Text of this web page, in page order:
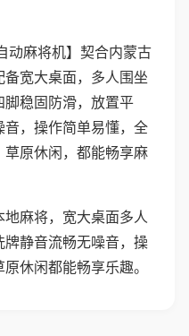
动麻将机】契合内蒙古
宽大桌面，多人围坐
稳固防滑，放置平
，操作简单易懂，全
原休闲，都能畅享麻
麻将，宽大桌面多人
静音流畅无噪音，操
休闲都能畅享乐趣。